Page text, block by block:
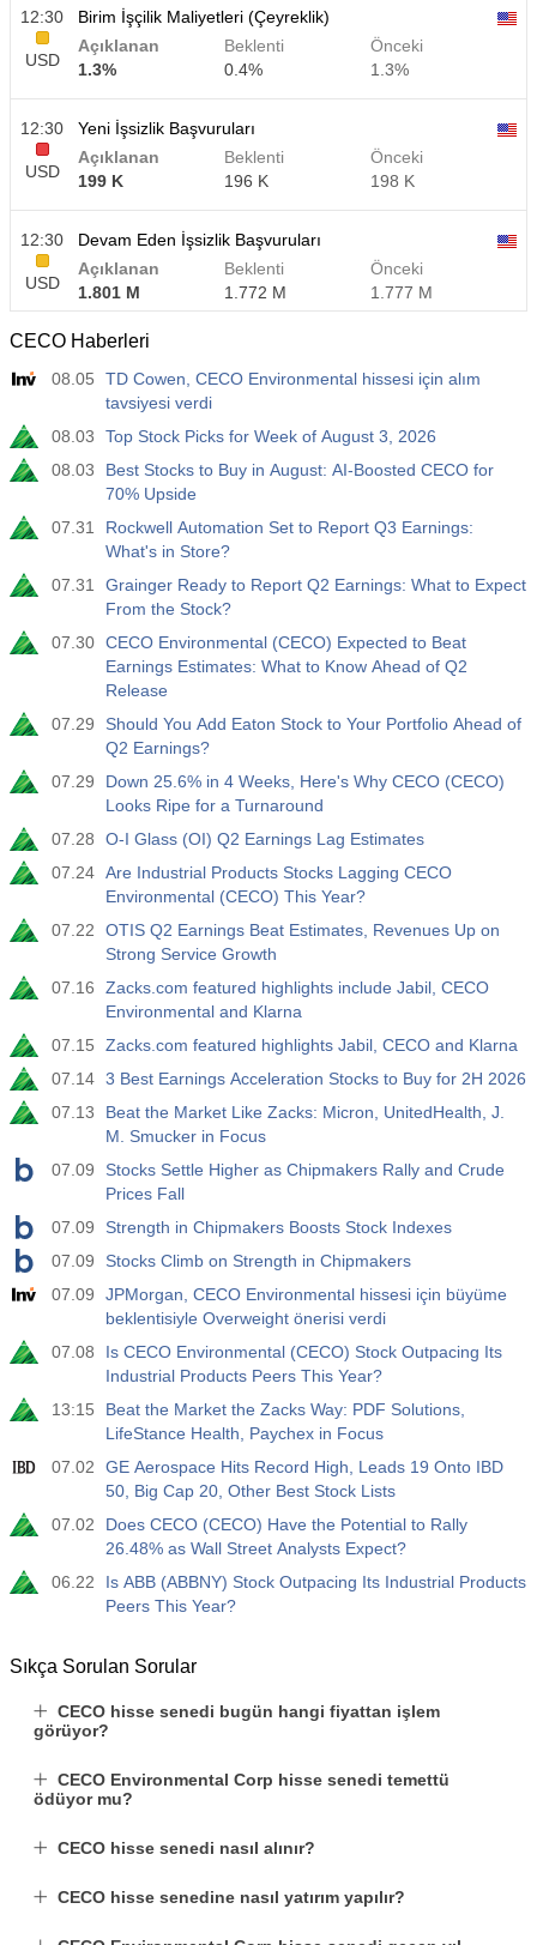
12:30
USD
Birim İşçilik Maliyetleri (Çeyreklik)
Açıklanan
1.3%
Beklenti
0.4%
Önceki
1.3%
12:30
USD
Yeni İşsizlik Başvuruları
Açıklanan
199 K
Beklenti
196 K
Önceki
198 K
12:30
USD
Devam Eden İşsizlik Başvuruları
Açıklanan
1.801 M
Beklenti
1.772 M
Önceki
1.777 M
CECO Haberleri
08.05
TD Cowen, CECO Environmental hissesi için alım
tavsiyesi verdi
08.03
Top Stock Picks for Week of August 3, 2026
08.03
Best Stocks to Buy in August: AI-Boosted CECO for
70% Upside
07.31
Rockwell Automation Set to Report Q3 Earnings:
What's in Store?
07.31
Grainger Ready to Report Q2 Earnings: What to Expect
From the Stock?
07.30 CECO Environmental (CECO) Expected to Beat
Earnings Estimates: What to Know Ahead of Q2
Release
07.29
Should You Add Eaton Stock to Your Portfolio Ahead of
Q2 Earnings?
07.29
Down 25.6% in 4 Weeks, Here's Why CECO (CECO)
Looks Ripe for a Turnaround
07.28
O-I Glass (OI) Q2 Earnings Lag Estimates
07.24 Are Industrial Products Stocks Lagging CECO
Environmental (CECO) This Year?
07.22
OTIS Q2 Earnings Beat Estimates, Revenues Up on
Strong Service Growth
07.16
Zacks.com featured highlights include Jabil, CECO
Environmental and Klarna
07.15
Zacks.com featured highlights Jabil, CECO and Klarna
07.14 3 Best Earnings Acceleration Stocks to Buy for 2H 2026
07.13
Beat the Market Like Zacks: Micron, UnitedHealth, J.
M. Smucker in Focus
07.09
Stocks Settle Higher as Chipmakers Rally and Crude
Prices Fall
07.09
Strength in Chipmakers Boosts Stock Indexes
07.09
Stocks Climb on Strength in Chipmakers
07.09
JPMorgan, CECO Environmental hissesi için büyüme
beklentisiyle Overweight önerisi verdi
07.08
Is CECO Environmental (CECO) Stock Outpacing Its
Industrial Products Peers This Year?
13:15
Beat the Market the Zacks Way: PDF Solutions,
LifeStance Health, Paychex in Focus
07.02
GE Aerospace Hits Record High, Leads 19 Onto IBD
50, Big Cap 20, Other Best Stock Lists
07.02
Does CECO (CECO) Have the Potential to Rally
26.48% as Wall Street Analysts Expect?
06.22
Is ABB (ABBNY) Stock Outpacing Its Industrial Products
Peers This Year?
Sıkça Sorulan Sorular
CECO hisse senedi bugün hangi fiyattan işlem
görüyor?
CECO Environmental Corp hisse senedi temettü
ödüyor mu?
CECO hisse senedi nasıl alınır?
CECO hisse senedine nasıl yatırım yapılır?